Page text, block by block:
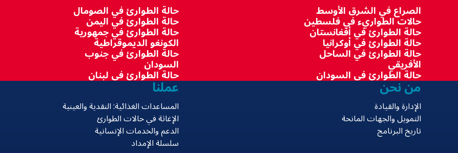
الصراع في الشرق الأوسط
حالات الطواريء في فلسطين
حالة الطوارئ في أفغانستان
حالة الطوارئ في أوكرانيا
حالة الطوارئ في الساحل
الأفريقي
حالة الطوارئ في السودان
حالة الطوارئ في الصومال
حالة الطوارئ في اليمن
حالة الطوارئ في جمهورية
الكونغو الديموقراطية
حالة الطوارئ في جنوب
السودان
حالة الطوارئ في لبنان من نحن
الإدارة والقيادة
التمويل والجهات المانحة
تاريخ البرنامج
عملنا
المساعدات الغذائية: النقدية والعينية
الإغاثة في حالات الطوارئ
الدعم والخدمات الإنسانية
سلسلة الإمداد